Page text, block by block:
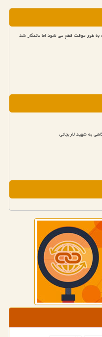
به شهید لاریجانی